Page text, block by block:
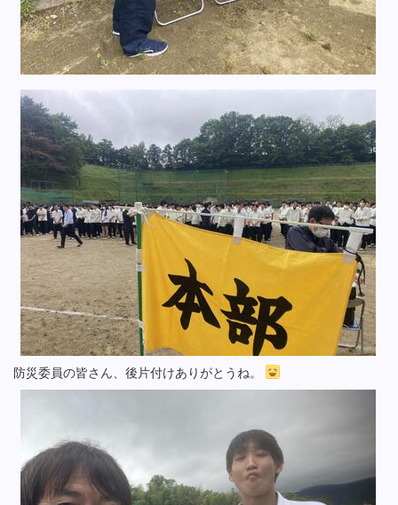
防災委員の皆さん、後片付けありがとうね。